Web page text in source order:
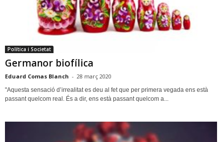
Política i Societat
Germanor biofílica
Eduard Comas Blanch - 28 març 2020
"Aquesta sensació d’irrealitat es deu al fet que per primera vegada ens està
passant quelcom real. És a dir, ens està passant quelcom a...